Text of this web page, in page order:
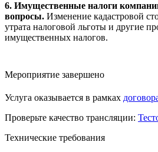
6. Имущественные налоги
вопросы. Изменение кадастровой
утрата налоговой льготы и другие
имущественных налогов.
Мероприятие завершено
Услуга оказывается в рамках
Проверьте качество трансляции:
Технические требования